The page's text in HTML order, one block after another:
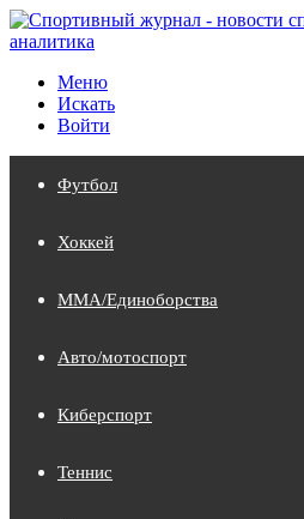
Меню
Искать
Войти
Футбол
Хоккей
MMA/Единоборства
Авто/мотоспорт
Киберспорт
Теннис